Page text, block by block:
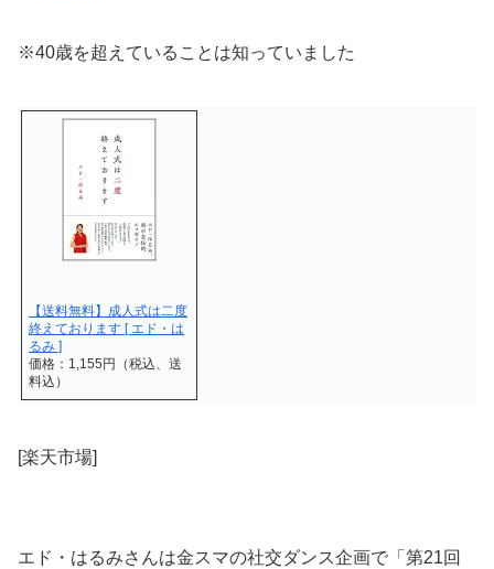
※40歳を超えていることは知っていました
【送料無料】成人式は二度
終えております [ エド・は
るみ ]
価格：1,155円（税込、送
料込）
[楽天市場]
エド・はるみさんは金スマの社交ダンス企画で「第21回